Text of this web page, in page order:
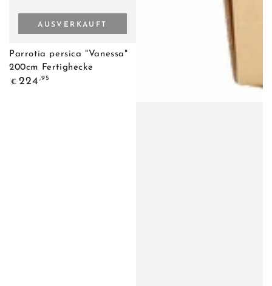
Parrotia persica "Vanessa"
200cm Fertighecke
Regulärer
€ 224 ,95
AUSVERKAUFT